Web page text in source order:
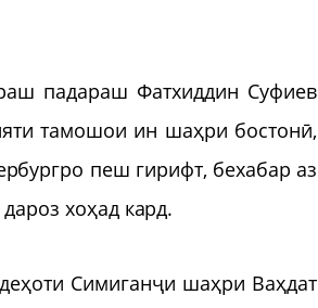
падараш Фатхиддин Суфиев
тамошои ин шаҳри бостонӣ,
пеш гирифт, бехабар аз
хоҳад кард.
Симиганҷи шаҳри Ваҳдат